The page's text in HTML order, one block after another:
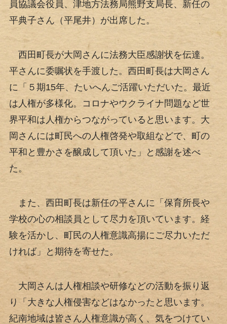
員協議会役員、津地方法務局熊野支局長、新任の
平典子さん（平尾井）が出席した。
西田町長が大岡さんに法務大臣感謝状を伝達。
平さんに委嘱状を手渡した。西田町長は大岡さん
に「５期15年、たいへんご活躍いただいた。最近
は人権が多様化。コロナやウクライナ問題など世
界平和は人権からつながっていると思います。大
岡さんには町民への人権啓発や取組などで、町の
平和と豊かさを醸成して頂いた」と感謝を述べ
た。
また、西田町長は新任の平さんに「保育所長や
学校の心の相談員として尽力を頂いています。経
験を活かし、町民の人権意識高揚にご尽力いただ
ければ」と期待を寄せた。
大岡さんは人権相談や研修などの活動を振り返
り「大きな人権侵害などはなかったと思います。
紀南地域は皆さん人権意識が高く、気をつけてい